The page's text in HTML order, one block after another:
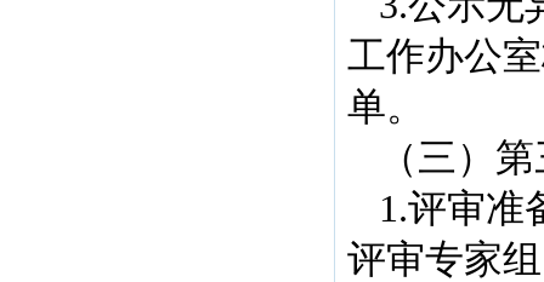
工作办公
单。
（三）
1.评审准
评审专家